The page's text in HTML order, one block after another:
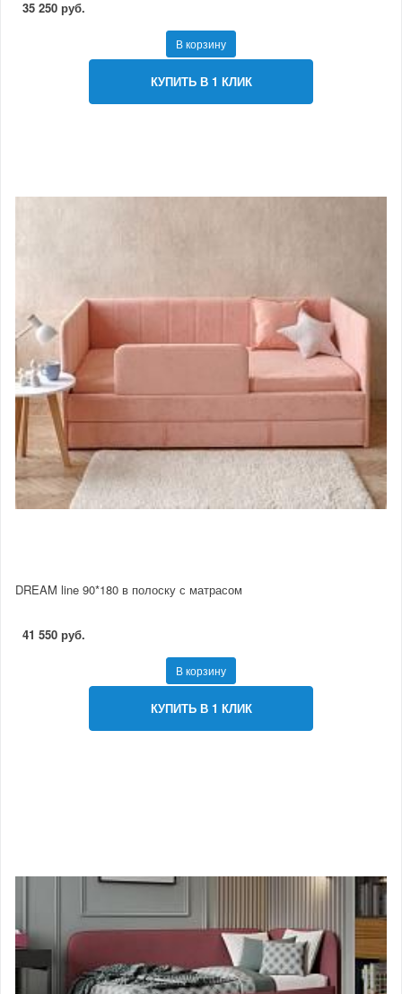
35 250 руб.
В корзину
КУПИТЬ В 1 КЛИК
DREAM line 90*180 в полоску с матрасом
41 550 руб.
В корзину
КУПИТЬ В 1 КЛИК